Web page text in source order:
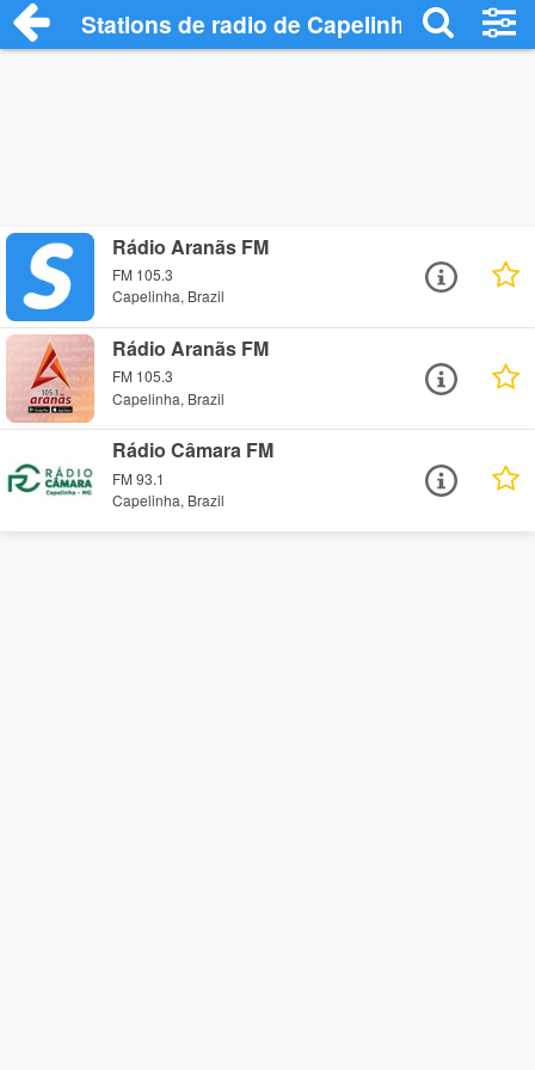
Stations de radio de Capelinha
Rádio Aranãs FM
FM 105.3
Capelinha, Brazil
Rádio Aranãs FM
FM 105.3
Capelinha, Brazil
Rádio Câmara FM
FM 93.1
Capelinha, Brazil